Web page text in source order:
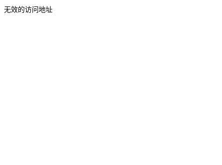
无效的访问地址